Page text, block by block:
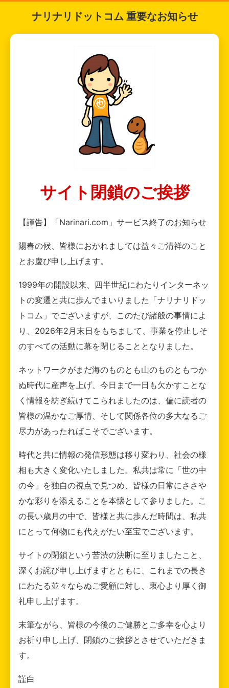
ナリナリドットコム 重要なお知らせ
サイト閉鎖のご挨拶
【謹告】「Narinari.com」サービス終了のお知らせ
陽春の候、皆様におかれましては益々ご清祥のこと
とお慶び申し上げます。
1999年の開設以来、四半世紀にわたりインターネッ
トの変遷と共に歩んでまいりました「ナリナリドッ
トコム」でございますが、このたび諸般の事情によ
り、2026年2月末日をもちまして、事業を停止しそ
のすべての活動に幕を閉じることとなりました。
ネットワークがまだ海のものとも山のものともつか
ぬ時代に産声を上げ、今日まで一日も欠かすことな
く情報を紡ぎ続けてこられましたのは、偏に読者の
皆様の温かなご厚情、そして関係各位の多大なるご
尽力があったればこそでございます。
時代と共に情報の発信形態は移り変わり、社会の様
相も大きく変化いたしました。私共は常に「世の中
の今」を独自の視点で見つめ、皆様の日常にささや
かな彩りを添えることを本懐として参りました。こ
の長い歳月の中で、皆様と共に歩んだ時間は、私共
にとって何物にも代えがたい至宝でございます。
サイトの閉鎖という苦渋の決断に至りましたこと、
深くお詫び申し上げますとともに、これまでの長き
にわたる並々ならぬご愛顧に対し、衷心より厚く御
礼申し上げます。
末筆ながら、皆様の今後のご健勝とご多幸を心より
お祈り申し上げ、閉鎖のご挨拶とさせていただきま
す。
謹白